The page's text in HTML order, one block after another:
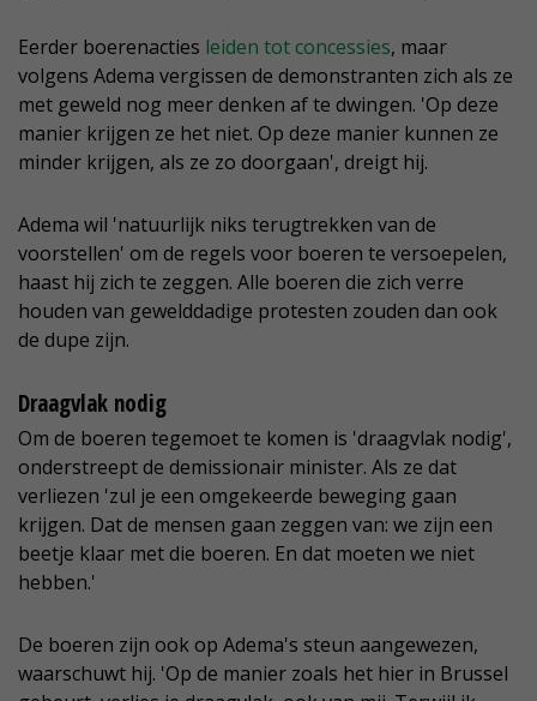
Eerder boerenacties leiden tot concessies, maar
volgens Adema vergissen de demonstranten zich als ze
met geweld nog meer denken af te dwingen. 'Op deze
manier krijgen ze het niet. Op deze manier kunnen ze
minder krijgen, als ze zo doorgaan', dreigt hij.
Adema wil 'natuurlijk niks terugtrekken van de
voorstellen' om de regels voor boeren te versoepelen,
haast hij zich te zeggen. Alle boeren die zich verre
houden van gewelddadige protesten zouden dan ook
de dupe zijn.
Draagvlak nodig
Om de boeren tegemoet te komen is 'draagvlak nodig',
onderstreept de demissionair minister. Als ze dat
verliezen 'zul je een omgekeerde beweging gaan
krijgen. Dat de mensen gaan zeggen van: we zijn een
beetje klaar met die boeren. En dat moeten we niet
hebben.'
De boeren zijn ook op Adema's steun aangewezen,
waarschuwt hij. 'Op de manier zoals het hier in Brussel